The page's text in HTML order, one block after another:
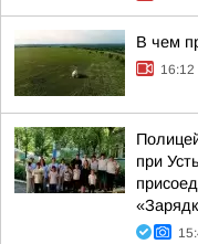
В чем
16:12
при